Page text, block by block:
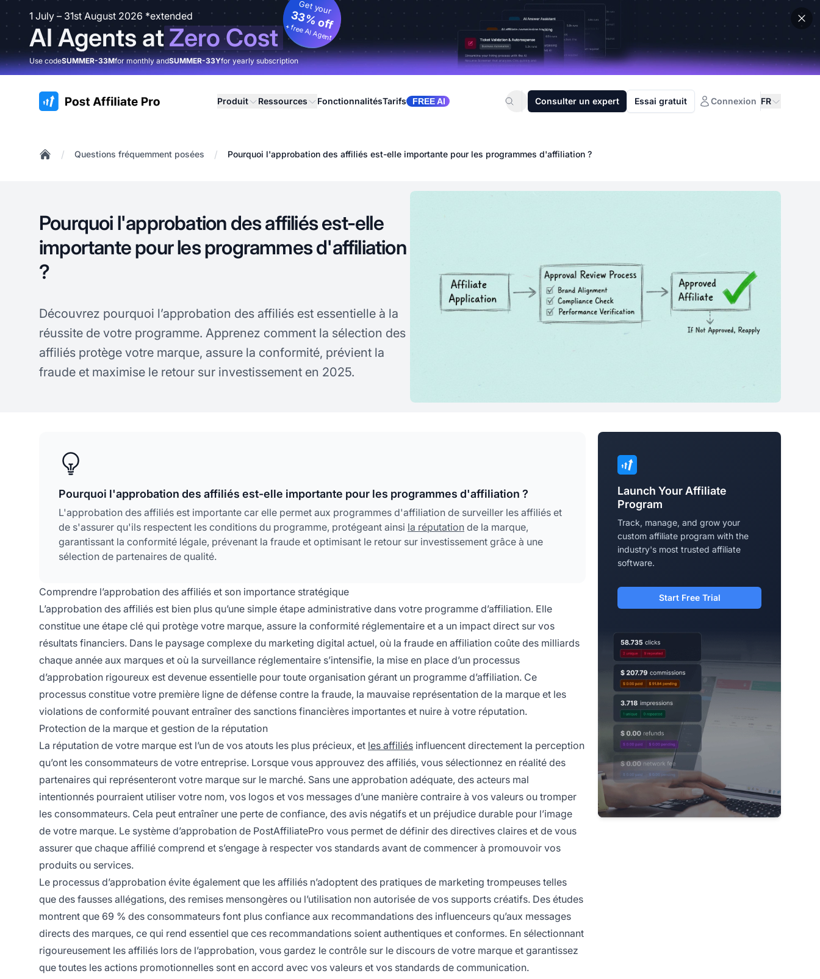
1 July – 31st August 2026 *extended
AI Agents atZero Cost
Get your
33% off
+ free AI Agent
Use codeSUMMER-33Mfor monthly andSUMMER-33Yfor yearly subscription
:site.title Produit Ressources FonctionnalitésTarifs FREE AI Consulter un expert Essai gratuit Connexion FR
/ Questions fréquemment posées / Pourquoi l'approbation des affiliés est-elle importante pour les programmes d'affiliation ?
Pourquoi l'approbation des affiliés est-elle
importante pour les programmes d'affiliation
?
Découvrez pourquoi l’approbation des affiliés est essentielle à la
réussite de votre programme. Apprenez comment la sélection des
affiliés protège votre marque, assure la conformité, prévient la
fraude et maximise le retour sur investissement en 2025.
Pourquoi l'approbation des affiliés est-elle importante pour les programmes d'affiliation ?
L'approbation des affiliés est importante car elle permet aux programmes d'affiliation de surveiller les affiliés et
de s'assurer qu'ils respectent les conditions du programme, protégeant ainsi la réputation de la marque,
garantissant la conformité légale, prévenant la fraude et optimisant le retour sur investissement grâce à une
sélection de partenaires de qualité.
Comprendre l’approbation des affiliés et son importance stratégique
L’approbation des affiliés est bien plus qu’une simple étape administrative dans votre programme d’affiliation. Elle
constitue une étape clé qui protège votre marque, assure la conformité réglementaire et a un impact direct sur vos
résultats financiers. Dans le paysage complexe du marketing digital actuel, où la fraude en affiliation coûte des milliards
chaque année aux marques et où la surveillance réglementaire s’intensifie, la mise en place d’un processus
d’approbation rigoureux est devenue essentielle pour toute organisation gérant un programme d’affiliation. Ce
processus constitue votre première ligne de défense contre la fraude, la mauvaise représentation de la marque et les
violations de conformité pouvant entraîner des sanctions financières importantes et nuire à votre réputation.
Protection de la marque et gestion de la réputation
La réputation de votre marque est l’un de vos atouts les plus précieux, et les affiliés influencent directement la perception
qu’ont les consommateurs de votre entreprise. Lorsque vous approuvez des affiliés, vous sélectionnez en réalité des
partenaires qui représenteront votre marque sur le marché. Sans une approbation adéquate, des acteurs mal
intentionnés pourraient utiliser votre nom, vos logos et vos messages d’une manière contraire à vos valeurs ou tromper
les consommateurs. Cela peut entraîner une perte de confiance, des avis négatifs et un préjudice durable pour l’image
de votre marque. Le système d’approbation de PostAffiliatePro vous permet de définir des directives claires et de vous
assurer que chaque affilié comprend et s’engage à respecter vos standards avant de commencer à promouvoir vos
produits ou services.
Le processus d’approbation évite également que les affiliés n’adoptent des pratiques de marketing trompeuses telles
que des fausses allégations, des remises mensongères ou l’utilisation non autorisée de vos supports créatifs. Des études
montrent que 69 % des consommateurs font plus confiance aux recommandations des influenceurs qu’aux messages
directs des marques, ce qui rend essentiel que ces recommandations soient authentiques et conformes. En sélectionnant
rigoureusement les affiliés lors de l’approbation, vous gardez le contrôle sur le discours de votre marque et garantissez
que toutes les actions promotionnelles sont en accord avec vos valeurs et vos standards de communication.
Launch Your Affiliate
Program
Track, manage, and grow your
custom affiliate program with the
industry's most trusted affiliate
software.
Start Free Trial